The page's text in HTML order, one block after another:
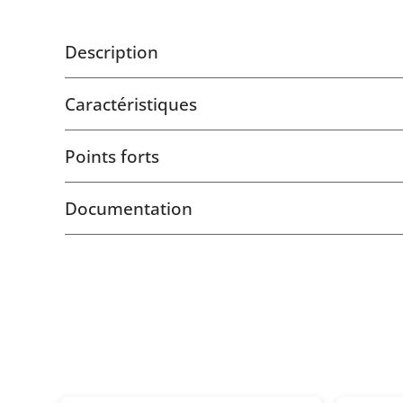
Description
Caractéristiques
Points forts
Documentation